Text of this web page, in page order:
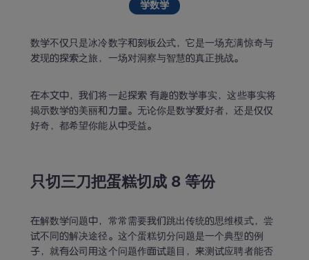
学数学
数学不仅只是冰冷数字和刻板公式，它是一场充满惊奇与
发现的探索之旅，一场对洞察与智慧的真正挑战。
在本文中，我们将一起探索 有趣的数学事实，这些事实将
揭示数学的美丽和力量。无论你是数学爱好者，还是仅仅
好奇，都希望你能从中受益。
只切三刀把蛋糕切成 8 等份
在解数学问题中，常常需要我们跳出传统的思维模式，尝
试不同的解决途径。这个蛋糕切分问题是一个典型的例
子，就有公司用这个问题作面试题目，来测试应聘者能否